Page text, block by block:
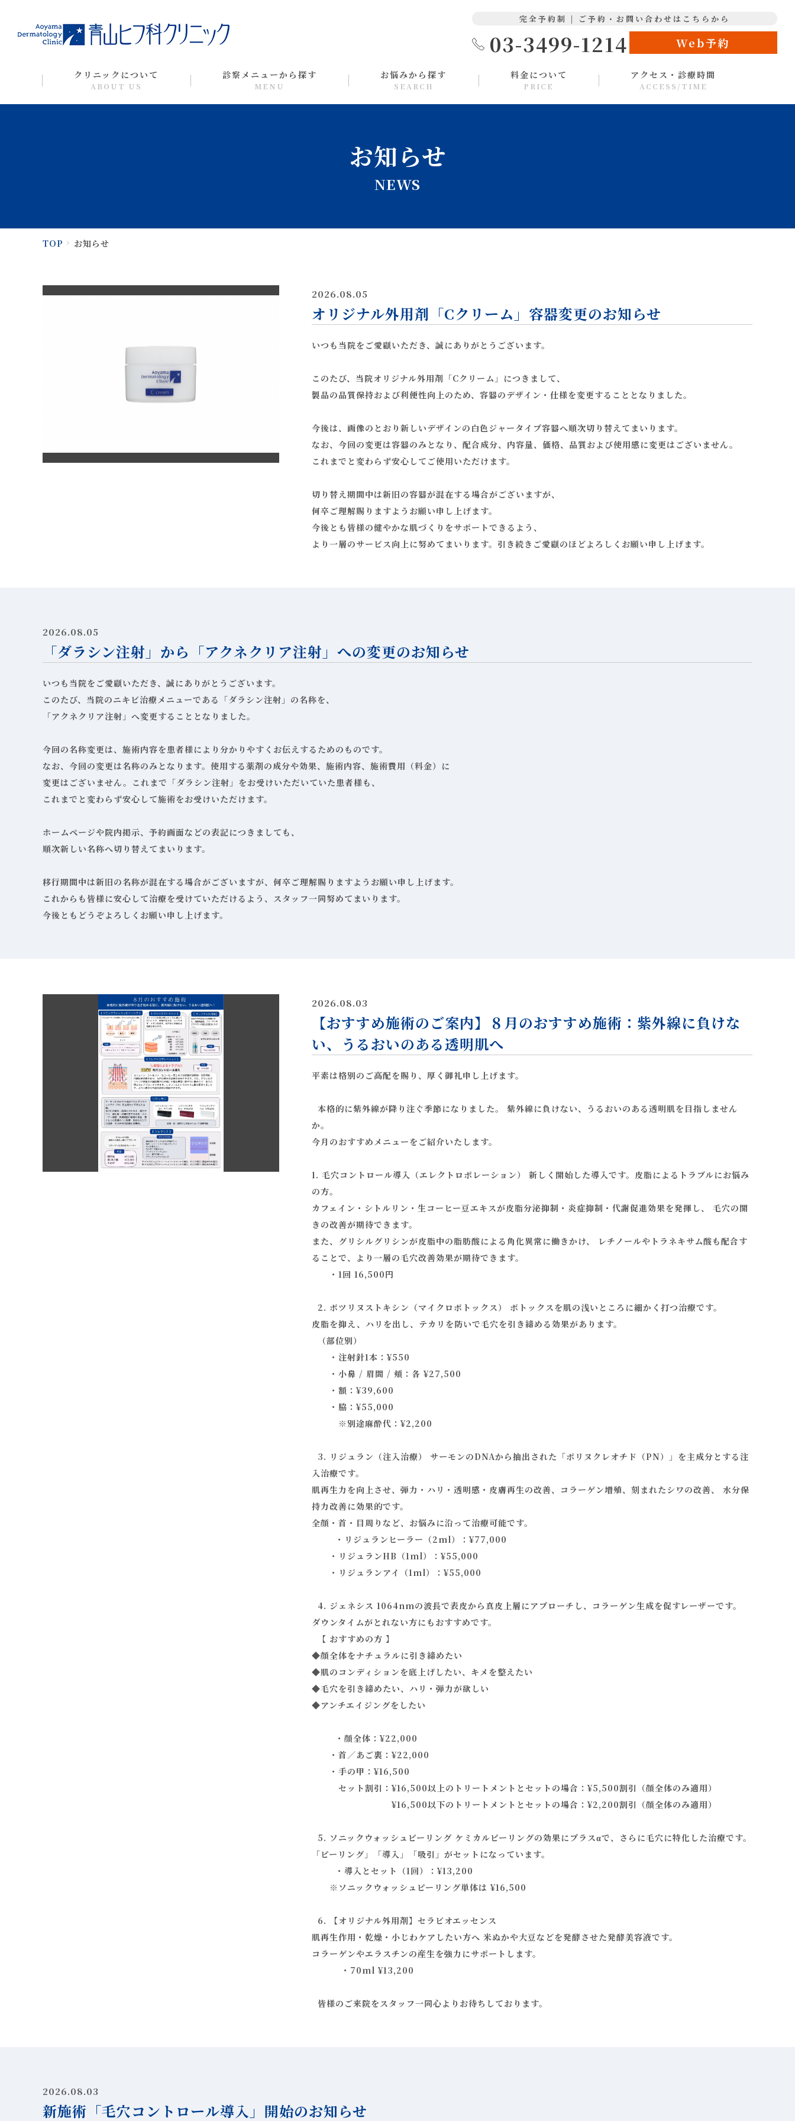
完全予約制 | ご予約・お問い合わせはこちらから
03-3499-1214 Web予約
クリニックについて
ABOUT US
診察メニューから探す
MENU
お悩みから探す
SEARCH
料金について
PRICE
アクセス・診療時間
ACCESS/TIME
お知らせ
NEWS
TOP お知らせ
2026.08.05
オリジナル外用剤「Cクリーム」容器変更のお知らせ
いつも当院をご愛顧いただき、誠にありがとうございます。
このたび、当院オリジナル外用剤「Cクリーム」につきまして、
製品の品質保持および利便性向上のため、容器のデザイン・仕様を変更することとなりました。
今後は、画像のとおり新しいデザインの白色ジャータイプ容器へ順次切り替えてまいります。
なお、今回の変更は容器のみとなり、配合成分、内容量、価格、品質および使用感に変更はございません。
これまでと変わらず安心してご使用いただけます。
切り替え期間中は新旧の容器が混在する場合がございますが、
何卒ご理解賜りますようお願い申し上げます。
今後とも皆様の健やかな肌づくりをサポートできるよう、
より一層のサービス向上に努めてまいります。引き続きご愛顧のほどよろしくお願い申し上げます。
2026.08.05
「ダラシン注射」から「アクネクリア注射」への変更のお知らせ
いつも当院をご愛顧いただき、誠にありがとうございます。
このたび、当院のニキビ治療メニューである「ダラシン注射」の名称を、
「アクネクリア注射」へ変更することとなりました。
今回の名称変更は、施術内容を患者様により分かりやすくお伝えするためのものです。
なお、今回の変更は名称のみとなります。使用する薬剤の成分や効果、施術内容、施術費用（料金）に
変更はございません。これまで「ダラシン注射」をお受けいただいていた患者様も、
これまでと変わらず安心して施術をお受けいただけます。
ホームページや院内掲示、予約画面などの表記につきましても、
順次新しい名称へ切り替えてまいります。
移行期間中は新旧の名称が混在する場合がございますが、何卒ご理解賜りますようお願い申し上げます。
これからも皆様に安心して治療を受けていただけるよう、スタッフ一同努めてまいります。
今後ともどうぞよろしくお願い申し上げます。
2026.08.03
【おすすめ施術のご案内】８月のおすすめ施術：紫外線に負けな
い、うるおいのある透明肌へ
平素は格別のご高配を賜り、厚く御礼申し上げます。
本格的に紫外線が降り注ぐ季節になりました。 紫外線に負けない、うるおいのある透明肌を目指しません
か。
今月のおすすめメニューをご紹介いたします。
1. 毛穴コントロール導入（エレクトロポレーション） 新しく開始した導入です。皮脂によるトラブルにお悩み
の方。
カフェイン・シトルリン・生コーヒー豆エキスが皮脂分泌抑制・炎症抑制・代謝促進効果を発揮し、 毛穴の開
きの改善が期待できます。
また、グリシルグリシンが皮脂中の脂肪酸による角化異常に働きかけ、 レチノールやトラネキサム酸も配合す
ることで、より一層の毛穴改善効果が期待できます。
・1回 16,500円
2. ボツリヌストキシン（マイクロボトックス） ボトックスを肌の浅いところに細かく打つ治療です。
皮脂を抑え、ハリを出し、テカリを防いで毛穴を引き締める効果があります。
（部位別）
・注射針1本：¥550
・小鼻 / 眉間 / 頬：各 ¥27,500
・額：¥39,600
・脇：¥55,000
※別途麻酔代：¥2,200
3. リジュラン（注入治療） サーモンのDNAから抽出された「ポリヌクレオチド（PN）」を主成分とする注
入治療です。
肌再生力を向上させ、弾力・ハリ・透明感・皮膚再生の改善、コラーゲン増殖、刻まれたシワの改善、 水分保
持力改善に効果的です。
全顔・首・目周りなど、お悩みに沿って治療可能です。
・リジュランヒーラー（2ml）：¥77,000
・リジュランHB（1ml）：¥55,000
・リジュランアイ（1ml）：¥55,000
4. ジェネシス 1064nmの波長で表皮から真皮上層にアプローチし、コラーゲン生成を促すレーザーです。
ダウンタイムがとれない方にもおすすめです。
【 おすすめの方 】
◆顔全体をナチュラルに引き締めたい
◆肌のコンディションを底上げしたい、キメを整えたい
◆毛穴を引き締めたい、ハリ・弾力が欲しい
◆アンチエイジングをしたい
・顔全体：¥22,000
・首／あご裏：¥22,000
・手の甲：¥16,500
セット割引：¥16,500以上のトリートメントとセットの場合：¥5,500割引（顔全体のみ適用）
¥16,500以下のトリートメントとセットの場合：¥2,200割引（顔全体のみ適用）
5. ソニックウォッシュピーリング ケミカルピーリングの効果にプラスαで、さらに毛穴に特化した治療です。
「ピーリング」「導入」「吸引」がセットになっています。
・導入とセット（1回）：¥13,200
※ソニックウォッシュピーリング単体は ¥16,500
6. 【オリジナル外用剤】セラビオエッセンス
肌再生作用・乾燥・小じわケアしたい方へ 米ぬかや大豆などを発酵させた発酵美容液です。
コラーゲンやエラスチンの産生を強力にサポートします。
・70ml ¥13,200
皆様のご来院をスタッフ一同心よりお待ちしております。
2026.08.03
新施術「毛穴コントロール導入」開始のお知らせ